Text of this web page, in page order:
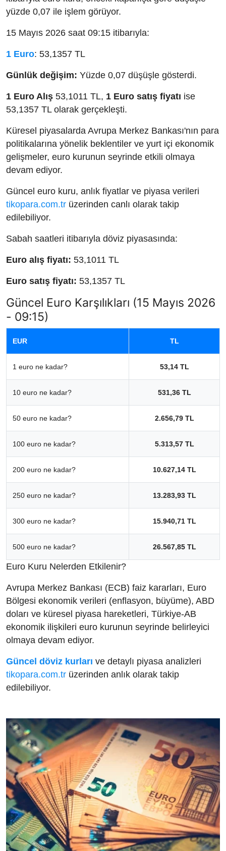
yüzde 0,07 ile işlem görüyor.
15 Mayıs 2026 saat 09:15 itibarıyla:
1 Euro: 53,1357 TL
Günlük değişim: Yüzde 0,07 düşüşle gösterdi.
1 Euro Alış 53,1011 TL, 1 Euro satış fiyatı ise
53,1357 TL olarak gerçekleşti.
Küresel piyasalarda Avrupa Merkez Bankası'nın para
politikalarına yönelik beklentiler ve yurt içi ekonomik
gelişmeler, euro kurunun seyrinde etkili olmaya
devam ediyor.
Güncel euro kuru, anlık fiyatlar ve piyasa verileri
tikopara.com.tr üzerinden canlı olarak takip
edilebiliyor.
Sabah saatleri itibarıyla döviz piyasasında:
Euro alış fiyatı: 53,1011 TL
Euro satış fiyatı: 53,1357 TL
Güncel Euro Karşılıkları (15 Mayıs 2026
- 09:15)
EUR TL
1 euro ne kadar? 53,14 TL
10 euro ne kadar? 531,36 TL
50 euro ne kadar? 2.656,79 TL
100 euro ne kadar? 5.313,57 TL
200 euro ne kadar? 10.627,14 TL
250 euro ne kadar? 13.283,93 TL
300 euro ne kadar? 15.940,71 TL
500 euro ne kadar? 26.567,85 TL
Euro Kuru Nelerden Etkilenir?
Avrupa Merkez Bankası (ECB) faiz kararları, Euro
Bölgesi ekonomik verileri (enflasyon, büyüme), ABD
doları ve küresel piyasa hareketleri, Türkiye-AB
ekonomik ilişkileri euro kurunun seyrinde belirleyici
olmaya devam ediyor.
Güncel döviz kurları ve detaylı piyasa analizleri
tikopara.com.tr üzerinden anlık olarak takip
edilebiliyor.